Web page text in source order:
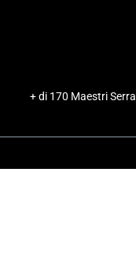
+ di 170 Maestri